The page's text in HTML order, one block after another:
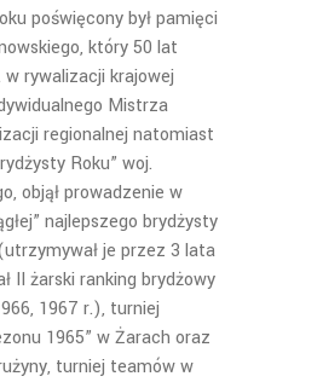
poświęcony był pamięci
który 50 lat
rywalizacji krajowej
Mistrza
regionalnej natomiast
Roku” woj.
objął prowadzenie w
najlepszego brydżysty
je przez 3 lata
II żarski ranking brydżowy
1967 r.), turniej
1965” w Żarach oraz
turniej teamów w